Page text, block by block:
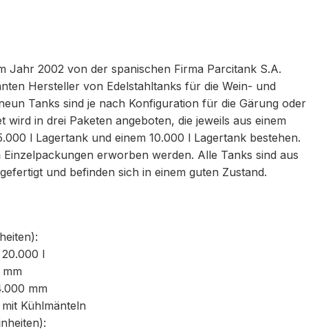
Jahr 2002 von der spanischen Firma Parcitank S.A.
Hersteller von Edelstahltanks für die Wein- und
Tanks sind je nach Konfiguration für die Gärung oder
wird in drei Paketen angeboten, die jeweils aus einem
l Lagertank und einem 10.000 l Lagertank bestehen.
erworben werden. Alle Tanks sind aus
und befinden sich in einem guten Zustand.
l
mm
Kühlmänteln